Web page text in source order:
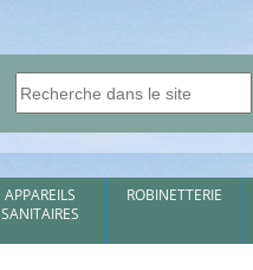
APPAREILS
SANITAIRES
ROBINETTERIE